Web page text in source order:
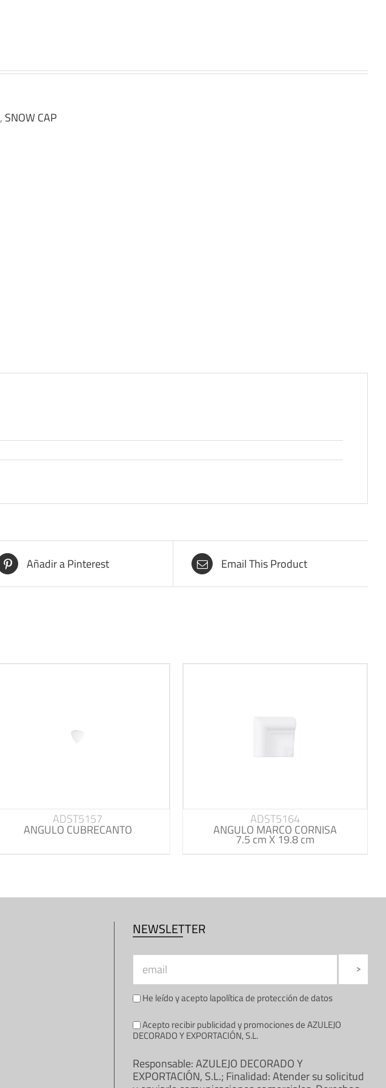
, SNOW CAP
Añadir a Pinterest Email This Product
ADST5157
ANGULO CUBRECANTO
ADST5164
ANGULO MARCO CORNISA
7.5 cm X 19.8 cm
NEWSLETTER
He leído y acepto lapolítica de protección de datos
Acepto recibir publicidad y promociones de AZULEJO
DECORADO Y EXPORTACIÓN, S.L.
Responsable: AZULEJO DECORADO Y
EXPORTACIÓN, S.L.; Finalidad: Atender su solicitud